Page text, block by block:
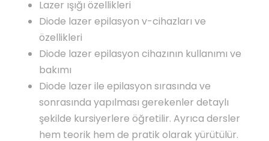
Lazer ışığı özellikleri
Diode lazer epilasyon v-cihazları ve
özellikleri
Diode lazer epilasyon cihazının kullanımı ve
bakımı
Diode lazer ile epilasyon sırasında ve
sonrasında yapılması gerekenler detaylı
şekilde kursiyerlere öğretilir. Ayrıca dersler
hem teorik hem de pratik olarak yürütülür.